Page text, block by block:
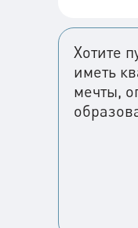
Хотите
иметь
мечты,